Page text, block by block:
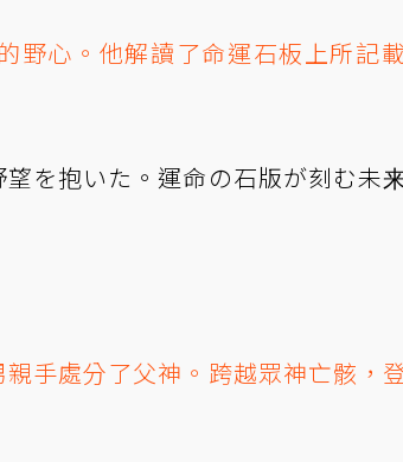
野心。他解讀了命運石板上所記
を抱いた。運命の石版が刻む未
手處分了父神。跨越眾神亡骸，